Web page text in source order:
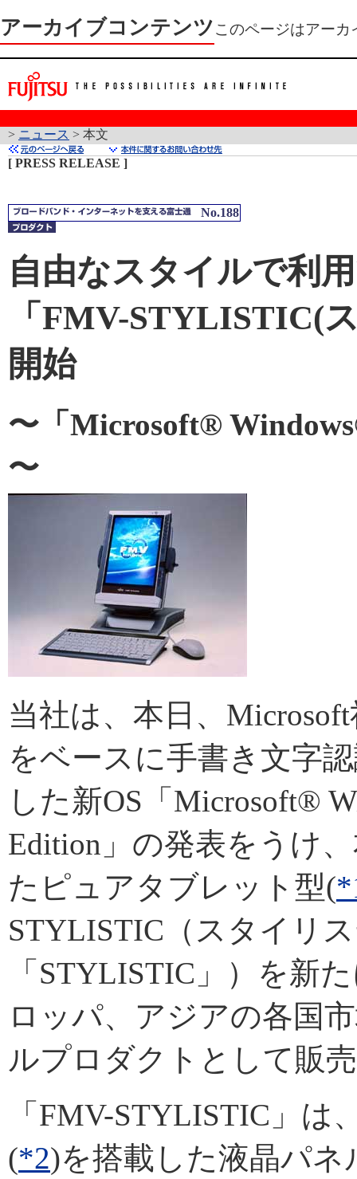
アーカイブコンテンツこのページはアー
> ニュース > 本文
[ PRESS RELEASE ]
No.188
自由なスタイルで利
「FMV-STYLISTIC(
開始
〜「Microsoft®
〜
当社は、本日、
をベースに手書き文字
した新OS「Microsoft®
Edition」の発表をうけ
たピュアタブレット型(
STYLISTIC（スタイリ
「STYLISTIC」）を新
ロッパ、アジアの各国
ルプロダクトとして販
「FMV-STYLISTIC」
(*2)を搭載した液晶パ